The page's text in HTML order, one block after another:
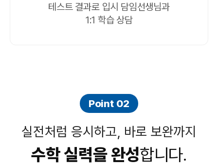
테스트 결과로 입시 담임선생님과
1:1 학습 상담
Point 02
실전처럼 응시하고, 바로 보완까지
수학 실력을 완성합니다.